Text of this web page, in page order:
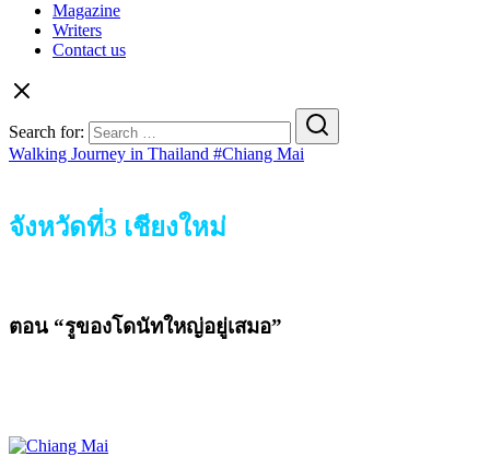
Magazine
Writers
Contact us
Search for:
Walking Journey in Thailand #Chiang Mai
จังหวัดที่3 เชียงใหม่
ตอน “รูของโดนัทใหญ่อยู่เสมอ”